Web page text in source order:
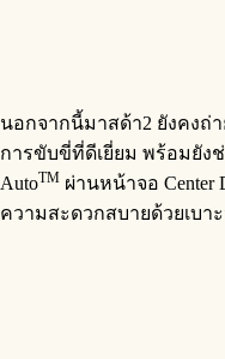
นอกจากนี้มาสด้า2 ยังคงถ่
การขับขี่ที่ดีเยี่ยม พร้อมยังช่
AutoTM ผ่านหน้าจอ Center
ความสะดวกสบายด้วยเบ